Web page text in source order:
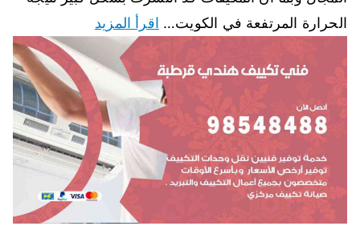
الحرارة المرتفعة في الكويت… اقرأ المزيد